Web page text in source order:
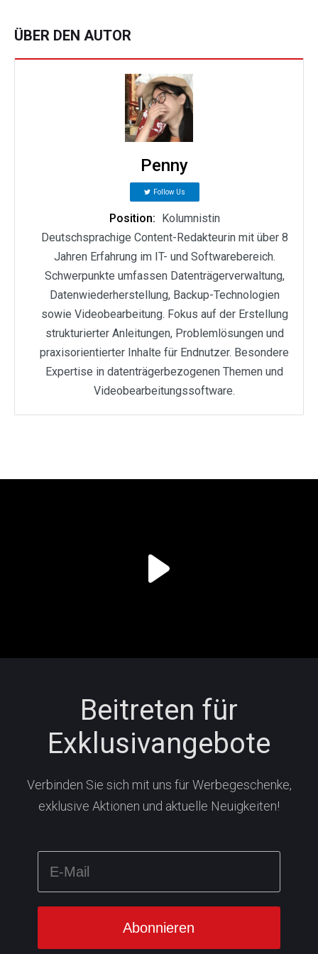
ÜBER DEN AUTOR
Penny
Follow Us
Position: Kolumnistin
Deutschsprachige Content-Redakteurin mit über 8
Jahren Erfahrung im IT- und Softwarebereich.
Schwerpunkte umfassen Datenträgerverwaltung,
Datenwiederherstellung, Backup-Technologien
sowie Videobearbeitung. Fokus auf der Erstellung
strukturierter Anleitungen, Problemlösungen und
praxisorientierter Inhalte für Endnutzer. Besondere
Expertise in datenträgerbezogenen Themen und
Videobearbeitungssoftware.
Beitreten für
Exklusivangebote
Verbinden Sie sich mit uns für Werbegeschenke,
exklusive Aktionen und aktuelle Neuigkeiten!